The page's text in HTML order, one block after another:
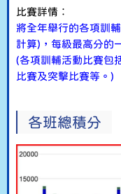
比賽詳情︰
將全年舉行的各項訓
計算)，每級最高分的
(各項訓輔活動比賽包
比賽及突擊比賽等。)
各班總積分